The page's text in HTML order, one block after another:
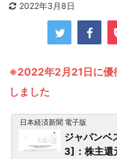
2022年3月8日
※2022年2月21日に優
しました
日本経済新聞 電子版
ジャパンベ
3]：株主還